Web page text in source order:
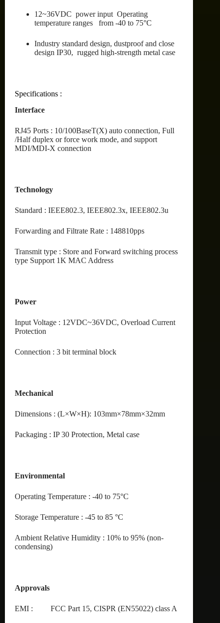
12~36VDC power input Operating
temperature ranges from -40 to 75°C
Industry standard design, dustproof and close
design IP30, rugged high-strength metal case
Specifications :
Interface
RJ45 Ports : 10/100BaseT(X) auto connection, Full
/Half duplex or force work mode, and support
MDI/MDI-X connection
Technology
Standard : IEEE802.3, IEEE802.3x, IEEE802.3u
Forwarding and Filtrate Rate : 148810pps
Transmit type : Store and Forward switching process
type Support 1K MAC Address
Power
Input Voltage : 12VDC~36VDC, Overload Current
Protection
Connection : 3 bit terminal block
Mechanical
Dimensions : (L×W×H): 103mm×78mm×32mm
Packaging : IP 30 Protection, Metal case
Environmental
Operating Temperature : -40 to 75°C
Storage Temperature : -45 to 85 °C
Ambient Relative Humidity : 10% to 95% (non-
condensing)
Approvals
EMI : FCC Part 15, CISPR (EN55022) class A